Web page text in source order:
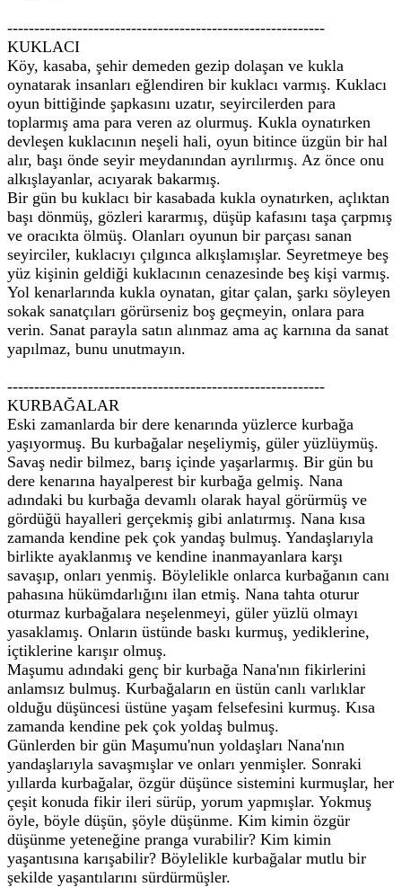
-----------------------------------------------------------
KUKLACI
Köy, kasaba, şehir demeden gezip dolaşan ve kukla
oynatarak insanları eğlendiren bir kuklacı varmış. Kuklacı
oyun bittiğinde şapkasını uzatır, seyircilerden para
toplarmış ama para veren az olurmuş. Kukla oynatırken
devleşen kuklacının neşeli hali, oyun bitince üzgün bir hal
alır, başı önde seyir meydanından ayrılırmış. Az önce onu
alkışlayanlar, acıyarak bakarmış.
Bir gün bu kuklacı bir kasabada kukla oynatırken, açlıktan
başı dönmüş, gözleri kararmış, düşüp kafasını taşa çarpmış
ve oracıkta ölmüş. Olanları oyunun bir parçası sanan
seyirciler, kuklacıyı çılgınca alkışlamışlar. Seyretmeye beş
yüz kişinin geldiği kuklacının cenazesinde beş kişi varmış.
Yol kenarlarında kukla oynatan, gitar çalan, şarkı söyleyen
sokak sanatçıları görürseniz boş geçmeyin, onlara para
verin. Sanat parayla satın alınmaz ama aç karnına da sanat
yapılmaz, bunu unutmayın.
-----------------------------------------------------------
KURBAĞALAR
Eski zamanlarda bir dere kenarında yüzlerce kurbağa
yaşıyormuş. Bu kurbağalar neşeliymiş, güler yüzlüymüş.
Savaş nedir bilmez, barış içinde yaşarlarmış. Bir gün bu
dere kenarına hayalperest bir kurbağa gelmiş. Nana
adındaki bu kurbağa devamlı olarak hayal görürmüş ve
gördüğü hayalleri gerçekmiş gibi anlatırmış. Nana kısa
zamanda kendine pek çok yandaş bulmuş. Yandaşlarıyla
birlikte ayaklanmış ve kendine inanmayanlara karşı
savaşıp, onları yenmiş. Böylelikle onlarca kurbağanın canı
pahasına hükümdarlığını ilan etmiş. Nana tahta oturur
oturmaz kurbağalara neşelenmeyi, güler yüzlü olmayı
yasaklamış. Onların üstünde baskı kurmuş, yediklerine,
içtiklerine karışır olmuş.
Maşumu adındaki genç bir kurbağa Nana'nın fikirlerini
anlamsız bulmuş. Kurbağaların en üstün canlı varlıklar
olduğu düşüncesi üstüne yaşam felsefesini kurmuş. Kısa
zamanda kendine pek çok yoldaş bulmuş.
Günlerden bir gün Maşumu'nun yoldaşları Nana'nın
yandaşlarıyla savaşmışlar ve onları yenmişler. Sonraki
yıllarda kurbağalar, özgür düşünce sistemini kurmuşlar, her
çeşit konuda fikir ileri sürüp, yorum yapmışlar. Yokmuş
öyle, böyle düşün, şöyle düşünme. Kim kimin özgür
düşünme yeteneğine pranga vurabilir? Kim kimin
yaşantısına karışabilir? Böylelikle kurbağalar mutlu bir
şekilde yaşantılarını sürdürmüşler.